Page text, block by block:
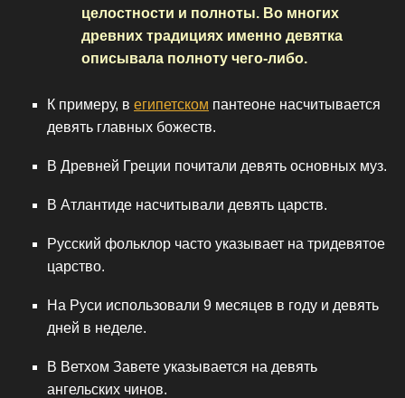
целостности и полноты. Во многих
древних традициях именно девятка
описывала полноту чего-либо.
К примеру, в египетском пантеоне насчитывается
девять главных божеств.
В Древней Греции почитали девять основных муз.
В Атлантиде насчитывали девять царств.
Русский фольклор часто указывает на тридевятое
царство.
На Руси использовали 9 месяцев в году и девять
дней в неделе.
В Ветхом Завете указывается на девять
ангельских чинов.